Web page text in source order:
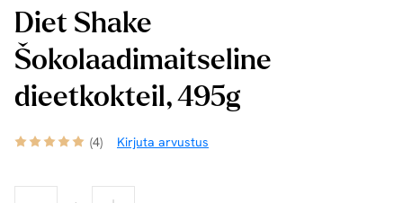
Diet Shake
Šokolaadimaitseline
dieetkokteil, 495g
(4) Kirjuta arvustus